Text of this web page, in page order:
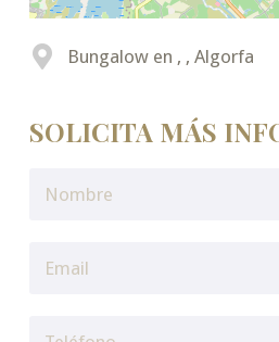
Bungalow en , , Algorfa
SOLICITA MÁS